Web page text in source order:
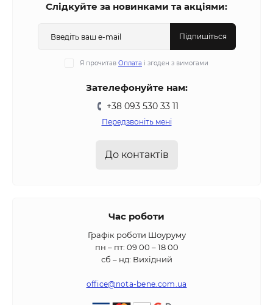
Слідкуйте за новинками та акціями:
Підпишіться
Я прочитав Оплата і згоден з вимогами
Зателефонуйте нам:
+38 093 530 33 11
Передзвоніть мені
До контактів
Час роботи
Графік роботи Шоуруму
пн – пт: 09 00 – 18 00
сб – нд: Вихідний
office@nota-bene.com.ua